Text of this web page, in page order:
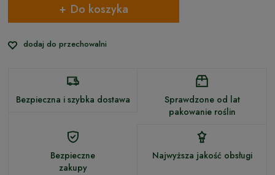
Do koszyka
dodaj do przechowalni
Bezpieczna i szybka dostawa
Sprawdzone od lat
pakowanie roślin
Bezpieczne
zakupy
Najwyższa jakość obsługi